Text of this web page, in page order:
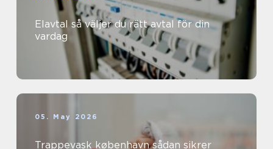
Elavtal så väljer du rätt avtal för din
vardag
05. May 2026
Trappevask københavn sådan sikrer